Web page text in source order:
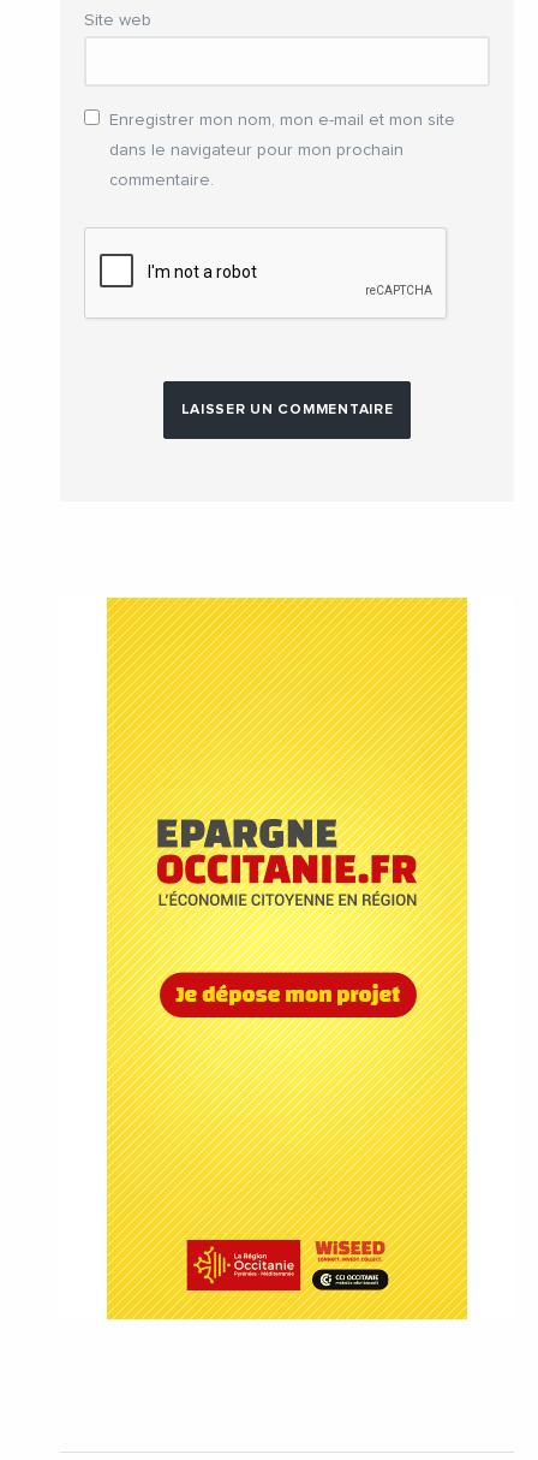
Site web
Enregistrer mon nom, mon e-mail et mon site
dans le navigateur pour mon prochain
commentaire.